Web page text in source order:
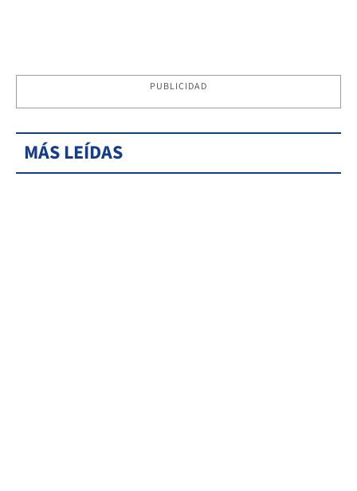
PUBLICIDAD
MÁS LEÍDAS